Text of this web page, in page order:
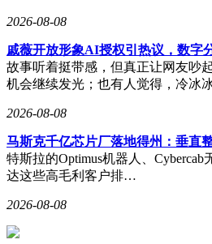
2026-08-08
戚薇开放形象AI授权引热议，数字
故事听着挺带感，但真正让网友吵
机会继续发光；也有人觉得，冷冰
2026-08-08
马斯克千亿芯片厂落地得州：垂直
特斯拉的Optimus机器人、
达这些高毛利客户排…
2026-08-08